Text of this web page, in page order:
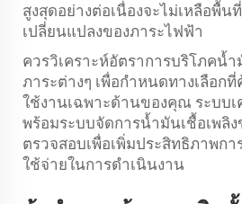
สูงสุดอย่างต่อเนื่องจะไม่เหลือพื้น
เปลี่ยนแปลงของภาระไฟฟ้า
ควรวิเคราะห์อัตราการบริโภคน้ำ
ภาระต่างๆ เพื่อกำหนดทางเลือก
ใช้งานเฉพาะด้านของคุณ ระบบ
พร้อมระบบจัดการน้ำมันเชื้อเพลิ
ตรวจสอบเพื่อเพิ่มประสิทธิภาพก
ใช้จ่ายในการดำเนินงาน